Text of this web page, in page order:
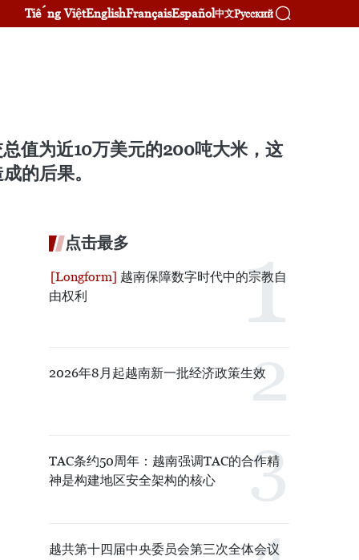
Tiếng ViệtEnglishFrançaisEspañol中文Русский
值为近10万美元的200吨大米，这
的后果。
点击最多
越南保障数字时代中的宗教自
由权利
2026年8月起越南新一批经济政策生效
TAC条约50周年：越南强调TAC的合作精
神是构建地区安全架构的核心
越共第十四届中央委员会第三次全体会议